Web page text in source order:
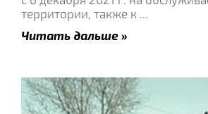
территории, также к ...
Читать дальше »